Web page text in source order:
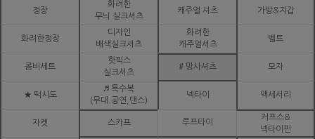
정장
화려한
무늬 실크셔츠
캐주얼 셔츠 가방&지갑
화려한정장
디자인
배색실크셔츠
화려한
캐주얼셔츠
벨트
콤비세트
핫픽스
실크셔츠
# 망사셔츠 모자
★ 턱시도
♬ 특수복
(무대.공연,댄스)
넥타이 액세서리
자켓 스카프 루프타이
커프스&
넥타이핀